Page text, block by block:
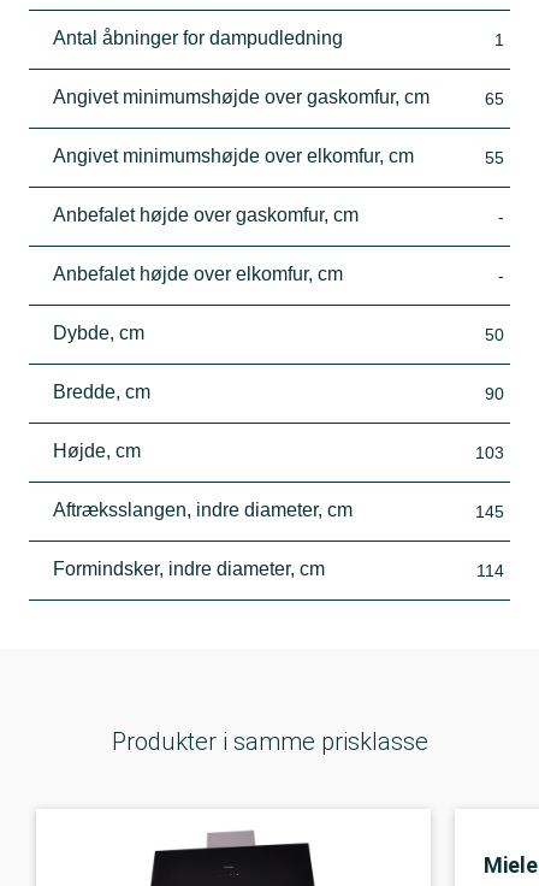
Antal åbninger for dampudledning 1
Angivet minimumshøjde over gaskomfur, cm 65
Angivet minimumshøjde over elkomfur, cm 55
Anbefalet højde over gaskomfur, cm -
Anbefalet højde over elkomfur, cm -
Dybde, cm 50
Bredde, cm 90
Højde, cm 103
Aftræksslangen, indre diameter, cm 145
Formindsker, indre diameter, cm 114
Produkter i samme prisklasse
Miele